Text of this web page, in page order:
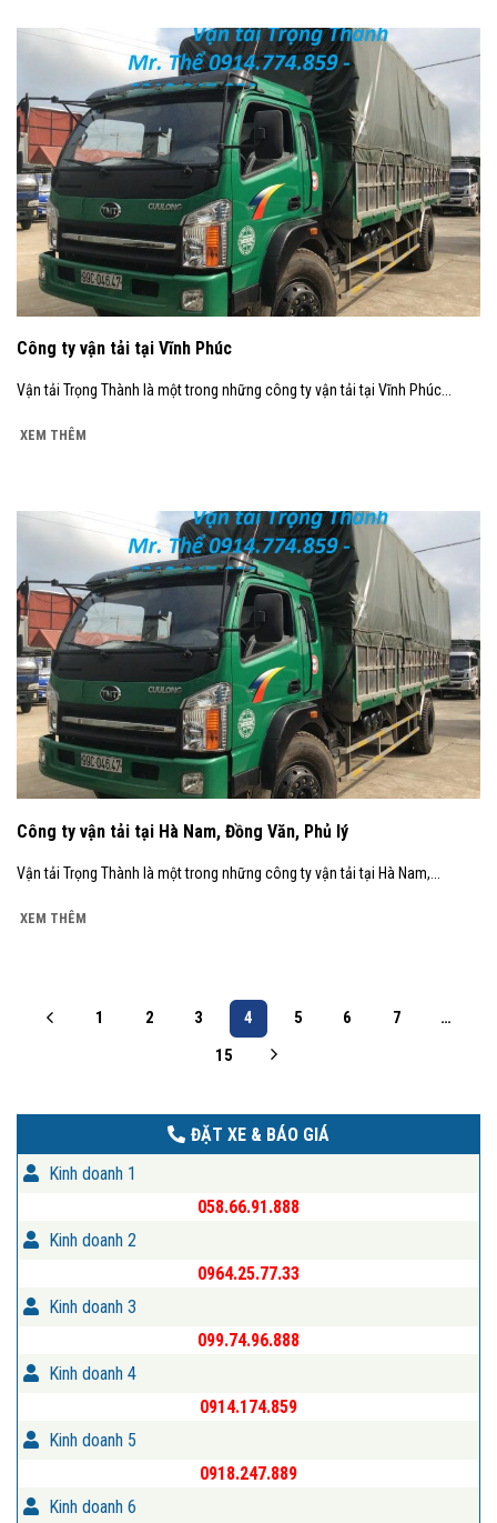
Công ty vận tải tại Vĩnh Phúc
Vận tải Trọng Thành là một trong những công ty vận tải tại Vĩnh Phúc...
XEM THÊM
Công ty vận tải tại Hà Nam, Đồng Văn, Phủ lý
Vận tải Trọng Thành là một trong những công ty vận tải tại Hà Nam,...
XEM THÊM
1 2 3 4 5 6 7
…
15
ĐẶT XE & BÁO GIÁ
Kinh doanh 1
058.66.91.888
Kinh doanh 2
0964.25.77.33
Kinh doanh 3
099.74.96.888
Kinh doanh 4
0914.174.859
Kinh doanh 5
0918.247.889
Kinh doanh 6